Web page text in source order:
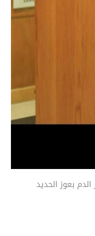
بعوز الحديد